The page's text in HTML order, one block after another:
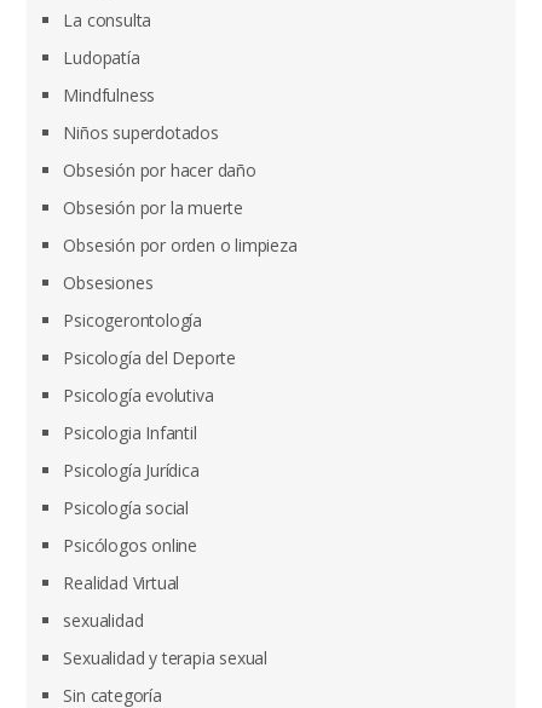
La consulta
Ludopatía
Mindfulness
Niños superdotados
Obsesión por hacer daño
Obsesión por la muerte
Obsesión por orden o limpieza
Obsesiones
Psicogerontología
Psicología del Deporte
Psicología evolutiva
Psicologia Infantil
Psicología Jurídica
Psicología social
Psicólogos online
Realidad Virtual
sexualidad
Sexualidad y terapia sexual
Sin categoría